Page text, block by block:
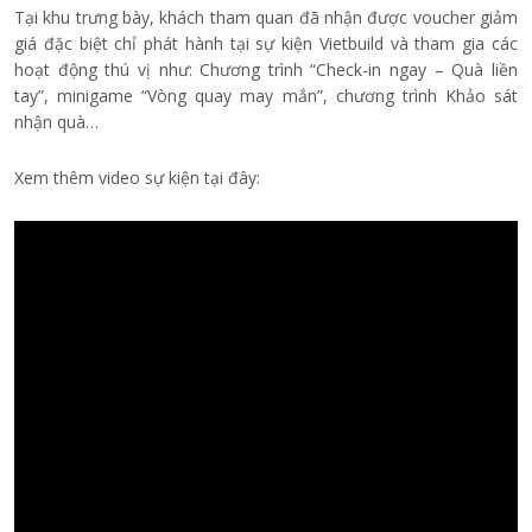
Tại khu trưng bày, khách tham quan đã nhận được voucher giảm
giá đặc biệt chỉ phát hành tại sự kiện Vietbuild và tham gia các
hoạt động thú vị như: Chương trình “Check-in ngay – Quà liền
tay”, minigame “Vòng quay may mắn”, chương trình Khảo sát
nhận quà…
Xem thêm video sự kiện tại đây: